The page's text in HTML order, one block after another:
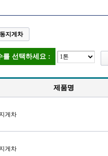
지게차
를 선택하세요 :
제품명
게차
게차